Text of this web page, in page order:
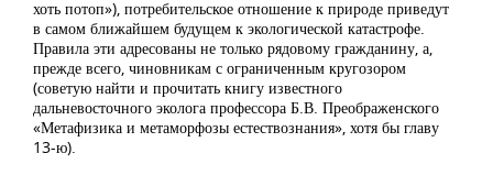
хоть потоп»), потребительское отношение к природе приведут
в самом ближайшем будущем к экологической катастрофе.
Правила эти адресованы не только рядовому гражданину, а,
прежде всего, чиновникам с ограниченным кругозором
(советую найти и прочитать книгу известного
дальневосточного эколога профессора Б.В. Преображенского
«Метафизика и метаморфозы естествознания», хотя бы главу
13-ю).